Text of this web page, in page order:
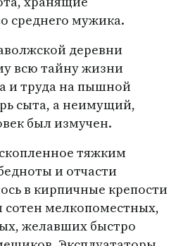
среднего мужика.
деревни
всю тайну жизни
и труда на пышной
сыта, а неимущий,
был измучен.
тяжким
и отчасти
в кирпичные крепости
сотен мелкопоместных,
желавших быстро